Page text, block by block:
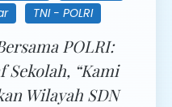
TNI - POLRI
POLRI:
Sekolah, “Kami
Wilayah SDN